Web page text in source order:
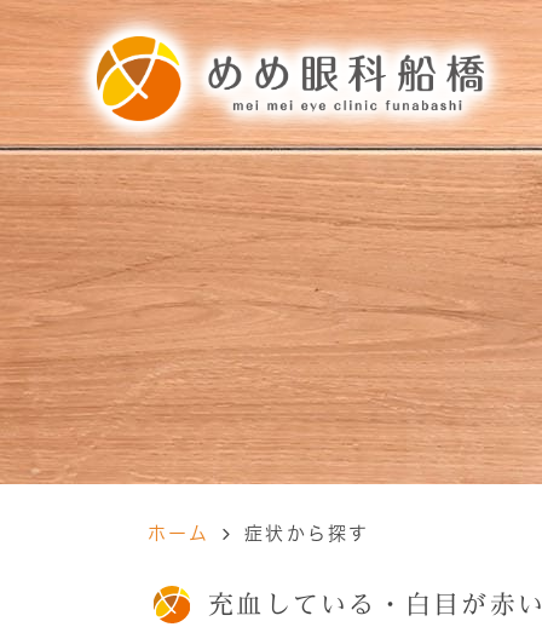
ホーム 症状から探す
充血している・白目が赤